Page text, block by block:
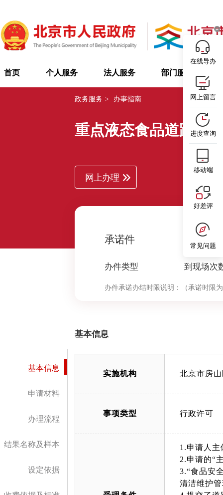
首页 个人服务 法人服务 部门服务
政务服务 > 办事指南
重点液态食品道路散
网上办理
承诺件
办件类型
0
到现场次
办件承诺办结时限说明： （承诺时限
基本信息
申请材料
办理流程
结果名称及样本
设定依据
基本信息
实施机构 北京市房
事项类型 行政许可
1.申请人
2.申请的“
3.“食品安
清洁维护
在线导办
网上留言
进度查询
移动端
好差评
常见问题